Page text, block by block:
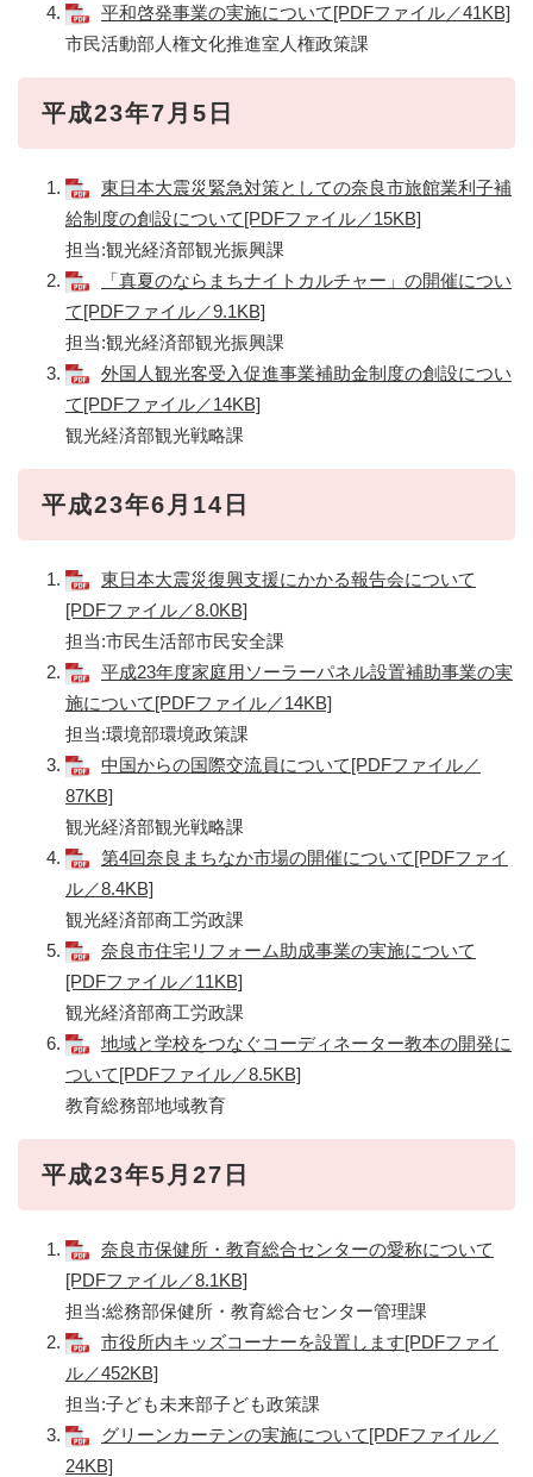
平和啓発事業の実施について[PDFファイル／41KB]
市民活動部人権文化推進室人権政策課
平成23年7月5日
東日本大震災緊急対策としての奈良市旅館業利子補
給制度の創設について[PDFファイル／15KB]
担当:観光経済部観光振興課
「真夏のならまちナイトカルチャー」の開催につい
て[PDFファイル／9.1KB]
担当:観光経済部観光振興課
外国人観光客受入促進事業補助金制度の創設につい
て[PDFファイル／14KB]
観光経済部観光戦略課
平成23年6月14日
東日本大震災復興支援にかかる報告会について
[PDFファイル／8.0KB]
担当:市民生活部市民安全課
平成23年度家庭用ソーラーパネル設置補助事業の実
施について[PDFファイル／14KB]
担当:環境部環境政策課
中国からの国際交流員について[PDFファイル／
87KB]
観光経済部観光戦略課
第4回奈良まちなか市場の開催について[PDFファイ
ル／8.4KB]
観光経済部商工労政課
奈良市住宅リフォーム助成事業の実施について
[PDFファイル／11KB]
観光経済部商工労政課
地域と学校をつなぐコーディネーター教本の開発に
ついて[PDFファイル／8.5KB]
教育総務部地域教育
平成23年5月27日
奈良市保健所・教育総合センターの愛称について
[PDFファイル／8.1KB]
担当:総務部保健所・教育総合センター管理課
市役所内キッズコーナーを設置します[PDFファイ
ル／452KB]
担当:子ども未来部子ども政策課
グリーンカーテンの実施について[PDFファイル／
24KB]